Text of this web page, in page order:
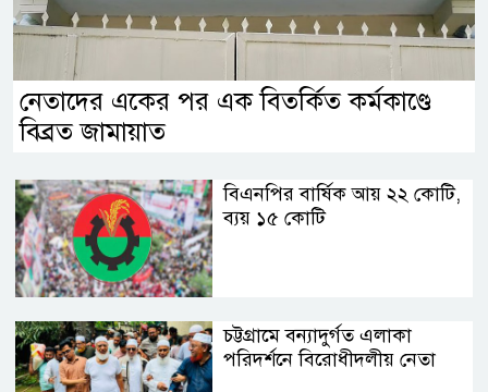
নেতাদের একের পর এক বিতর্কিত কর্মকাণ্ডে
বিব্রত জামায়াত
বিএনপির বার্ষিক আয় ২২ কোটি,
ব্যয় ১৫ কোটি
চট্টগ্রামে বন্যাদুর্গত এলাকা
পরিদর্শনে বিরোধীদলীয় নেতা